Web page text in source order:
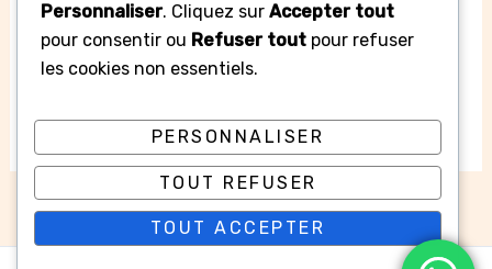
site dans le navigateur pour mon prochain
commentaire.
Personnaliser. Cliquez sur Accepter tout
pour consentir ou Refuser tout pour refuser
les cookies non essentiels.
PERSONNALISER
TOUT REFUSER
TOUT ACCEPTER